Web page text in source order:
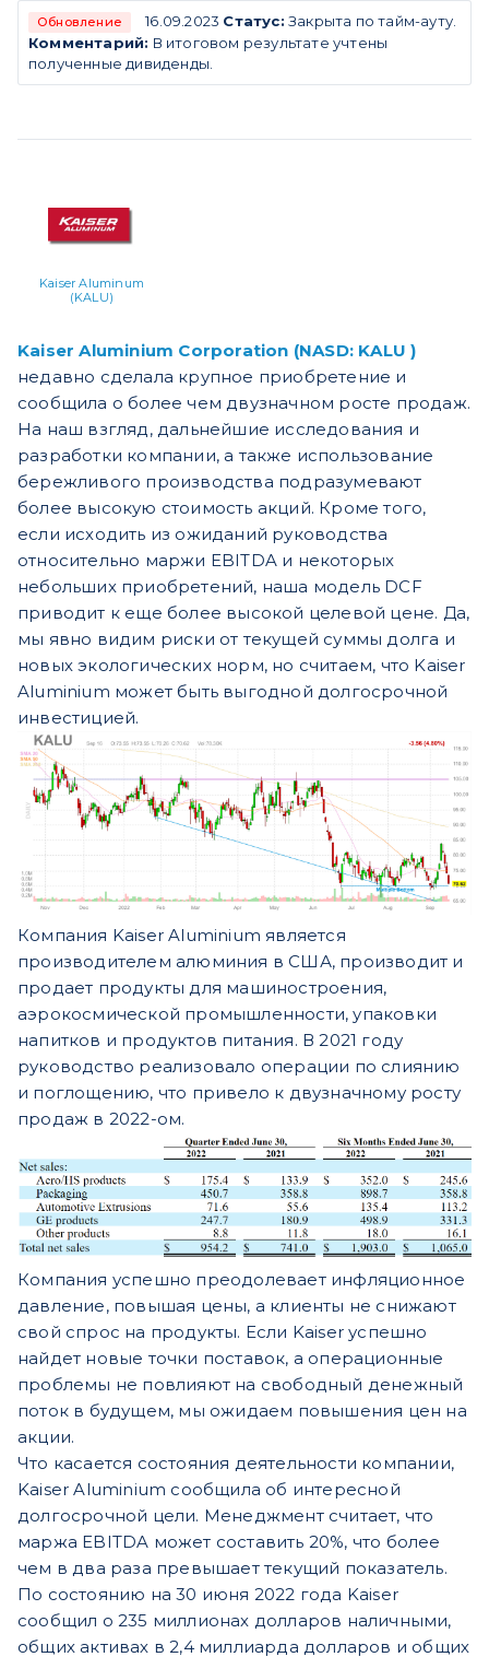
Обновление 16.09.2023 Статус: Закрыта по тайм-ауту.
Комментарий: В итоговом результате учтены
полученные дивиденды.
Kaiser Aluminum
(KALU)
Kaiser Aluminium Corporation (NASD: KALU )
недавно сделала крупное приобретение и
сообщила о более чем двузначном росте продаж.
На наш взгляд, дальнейшие исследования и
разработки компании, а также использование
бережливого производства подразумевают
более высокую стоимость акций. Кроме того,
если исходить из ожиданий руководства
относительно маржи EBITDA и некоторых
небольших приобретений, наша модель DCF
приводит к еще более высокой целевой цене. Да,
мы явно видим риски от текущей суммы долга и
новых экологических норм, но считаем, что Kaiser
Aluminium может быть выгодной долгосрочной
инвестицией.
Компания Kaiser Aluminium является
производителем алюминия в США, производит и
продает продукты для машиностроения,
аэрокосмической промышленности, упаковки
напитков и продуктов питания. В 2021 году
руководство реализовало операции по слиянию
и поглощению, что привело к двузначному росту
продаж в 2022-ом.
Компания успешно преодолевает инфляционное
давление, повышая цены, а клиенты не снижают
свой спрос на продукты. Если Kaiser успешно
найдет новые точки поставок, а операционные
проблемы не повлияют на свободный денежный
поток в будущем, мы ожидаем повышения цен на
акции.
Что касается состояния деятельности компании,
Kaiser Aluminium сообщила об интересной
долгосрочной цели. Менеджмент считает, что
маржа EBITDA может составить 20%, что более
чем в два раза превышает текущий показатель.
По состоянию на 30 июня 2022 года Kaiser
сообщил о 235 миллионах долларов наличными,
общих активах в 2,4 миллиарда долларов и общих